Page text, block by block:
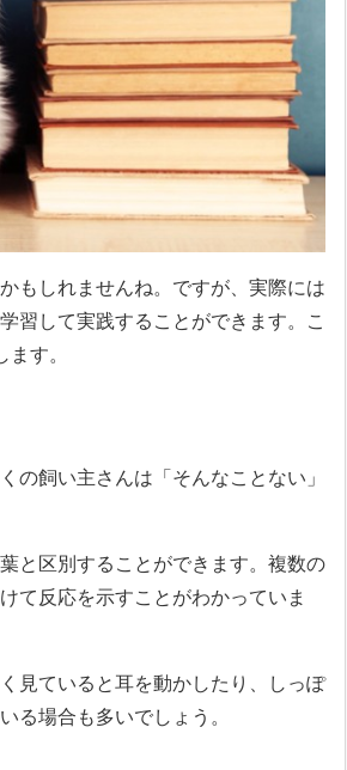
もしれませんね。ですが、実際には
習して実践することができます。こ
す。
の飼い主さんは「そんなことない」
と区別することができます。複数の
て反応を示すことがわかっていま
見ていると耳を動かしたり、しっぽ
る場合も多いでしょう。